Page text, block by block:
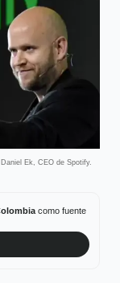
Daniel Ek, CEO de Spotify.
como fuente